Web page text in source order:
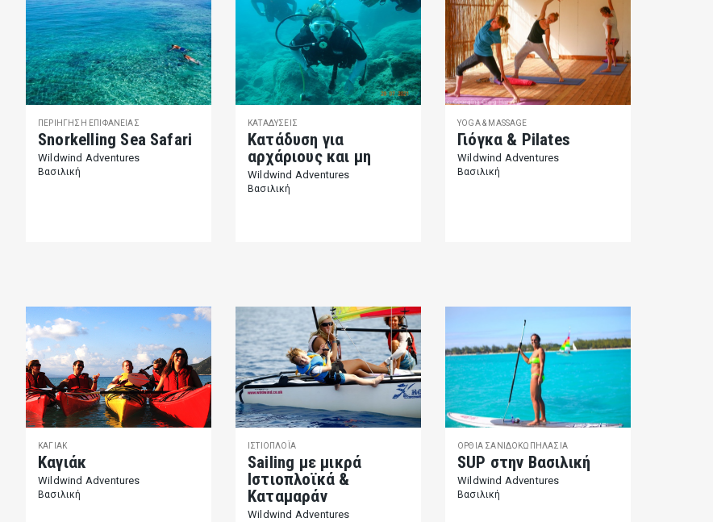
ΠΕΡΙΉΓΗΣΗ ΕΠΙΦΆΝΕΙΑΣ
Snorkelling Sea Safari
Wildwind Adventures
Βασιλική
ΚΑΤΑΔΎΣΕΙΣ
Κατάδυση για
αρχάριους και μη
Wildwind Adventures
Βασιλική
YOGA & ΜASSAGE
Γιόγκα & Pilates
Wildwind Adventures
Βασιλική
ΚΑΓΙΆΚ
Καγιάκ
Wildwind Adventures
Βασιλική
ΙΣΤΙΟΠΛΟΪ́Α
Sailing με μικρά
Ιστιοπλοϊκά &
Kαταμαράν
Wildwind Adventures
ΌΡΘΙΑ ΣΑΝΙΔΟΚΩΠΗΛΑΣΊΑ
SUP στην Βασιλική
Wildwind Adventures
Βασιλική